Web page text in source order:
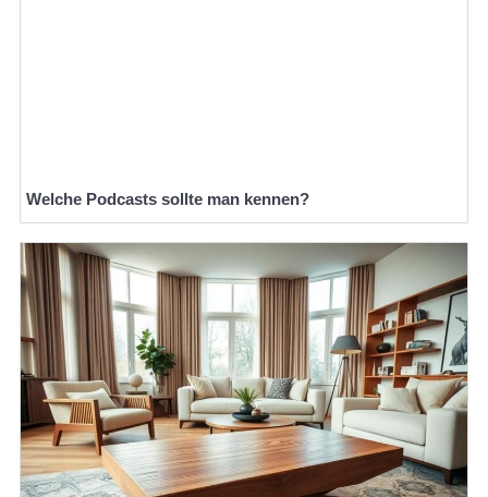
Welche Podcasts sollte man kennen?